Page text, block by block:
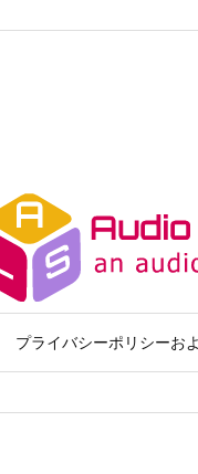
プライバシーポリシーお